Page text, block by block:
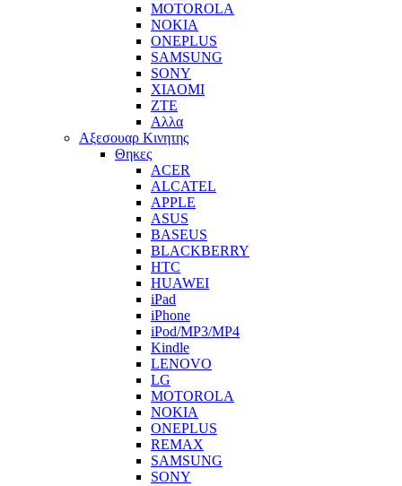
MOTOROLA
NOKIA
ONEPLUS
SAMSUNG
SONY
XIAOMI
ZTE
Αλλα
Αξεσουαρ Κινητης
Θηκες
ACER
ALCATEL
APPLE
ASUS
BASEUS
BLACKBERRY
HTC
HUAWEI
iPad
iPhone
iPod/MP3/MP4
Kindle
LENOVO
LG
MOTOROLA
NOKIA
ONEPLUS
REMAX
SAMSUNG
SONY